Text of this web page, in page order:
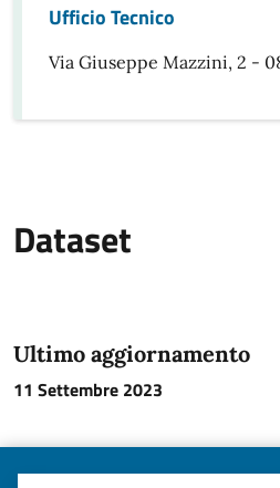
Ufficio Tecnico
Via Giuseppe Mazzini, 2 -
Dataset
Ultimo aggiornamento
11 Settembre 2023